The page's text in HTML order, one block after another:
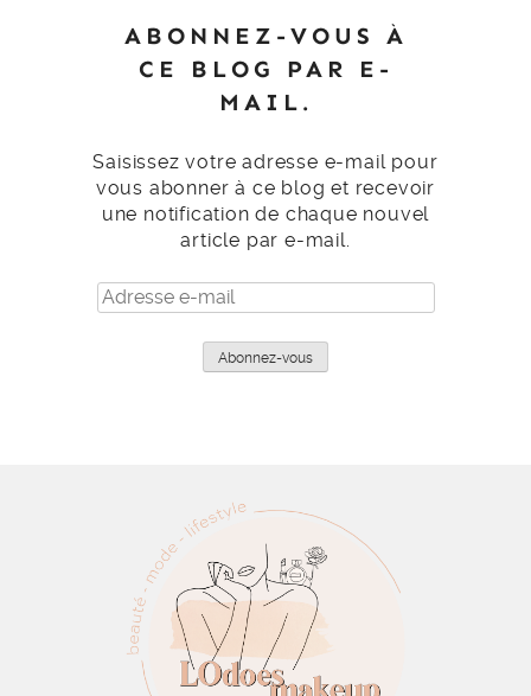
ABONNEZ-VOUS À
CE BLOG PAR E-
MAIL.
Saisissez votre adresse e-mail pour
vous abonner à ce blog et recevoir
une notification de chaque nouvel
article par e-mail.
Adresse
e-
Abonnez-vous